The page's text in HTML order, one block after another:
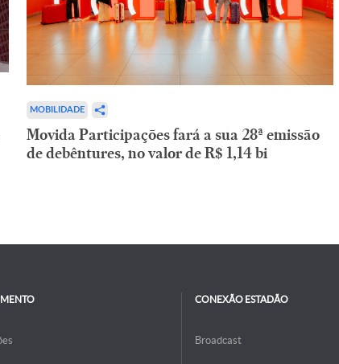
MOBILIDADE
Movida Participações fará a sua 28ª emissão
de debêntures, no valor de R$ 1,14 bi
CONEXÃO ESTADÃO
Broadcast